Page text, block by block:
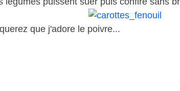
que j'adore le poivre...